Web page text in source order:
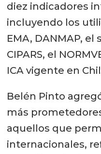
diez indicadores
incluyendo los
EMA, DANMAP,
CIPARS, el
ICA vigente en
Belén Pinto
más
aquellos que
internacionales,